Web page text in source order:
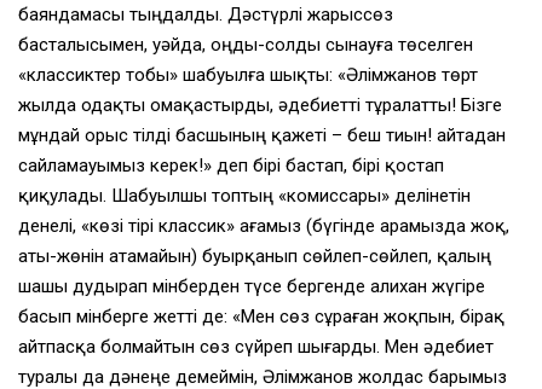
баяндамасы тыңдалды. Дәстүрлі жарыссөз
басталысымен, уәйда, оңды-солды сынауға төселген
«классиктер тобы» шабуылға шықты: «Әлімжанов төрт
жылда одақты омақастырды, әдебиетті тұралатты! Бізге
мұндай орыс тілді басшының қажеті – беш тиын! Қайтадан
сайламауымыз керек!» деп бірі бастап, бірі қостап
қиқулады. Шабуылшы топтың «комиссары» делінетін
денелі, «көзі тірі классик» ағамыз (бүгінде арамызда жоқ,
аты-жөнін атамайын) буырқанып сөйлеп-сөйлеп, қалың
шашы дудырап мінберден түсе бергенде Қалихан жүгіре
басып мінберге жетті де: «Мен сөз сұраған жоқпын, бірақ
айтпасқа болмайтын сөз сүйреп шығарды. Мен әдебиет
туралы да дәнеңе демеймін, Әлімжанов жолдас барымыз